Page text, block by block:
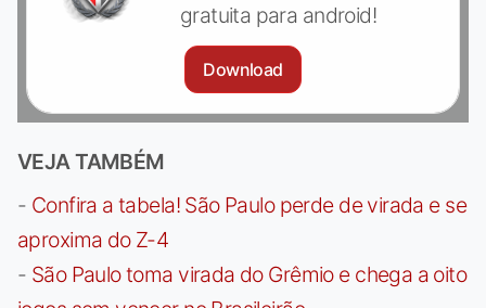
gratuita para android!
Download
VEJA TAMBÉM
- Confira a tabela! São Paulo perde de virada e se
aproxima do Z-4
- São Paulo toma virada do Grêmio e chega a oito